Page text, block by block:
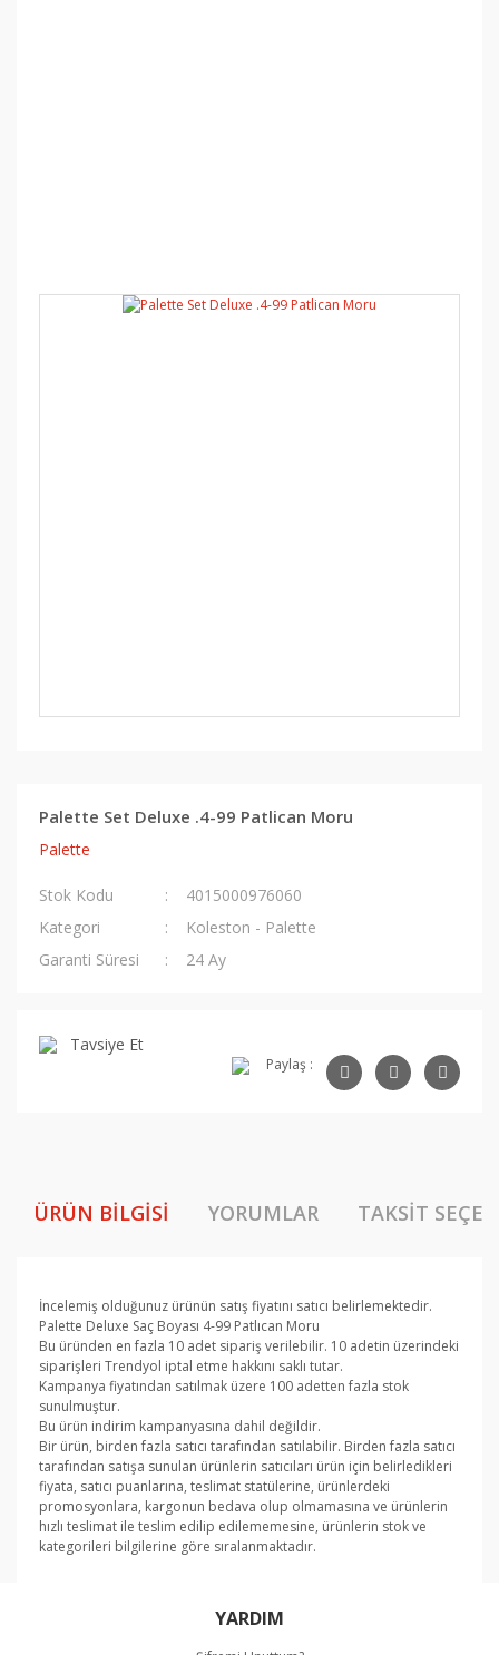
Palette Set Deluxe .4-99 Patlican Moru
Palette
Stok Kodu
4015000976060
Kategori
Koleston - Palette
Garanti Süresi
24 Ay
Tavsiye Et
Paylaş :
ÜRÜN BILGISI YORUMLAR TAKSIT
İncelemiş olduğunuz ürünün satış fiyatını satıcı belirlemektedir.
Palette Deluxe Saç Boyası 4-99 Patlıcan Moru
Bu üründen en fazla 10 adet sipariş verilebilir. 10 adetin üzerindeki
siparişleri Trendyol iptal etme hakkını saklı tutar.
Kampanya fiyatından satılmak üzere 100 adetten fazla stok
sunulmuştur.
Bu ürün indirim kampanyasına dahil değildir.
Bir ürün, birden fazla satıcı tarafından satılabilir. Birden fazla satıcı
tarafından satışa sunulan ürünlerin satıcıları ürün için belirledikleri
fiyata, satıcı puanlarına, teslimat statülerine, ürünlerdeki
promosyonlara, kargonun bedava olup olmamasına ve ürünlerin
hızlı teslimat ile teslim edilip edilememesine, ürünlerin stok ve
kategorileri bilgilerine göre sıralanmaktadır.
diğer konularda yetersiz gördüğünüz noktaları öneri
YARDIM